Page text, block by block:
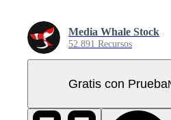
Media Whale Stock
52.891 Recursos
Gratis con Prueba